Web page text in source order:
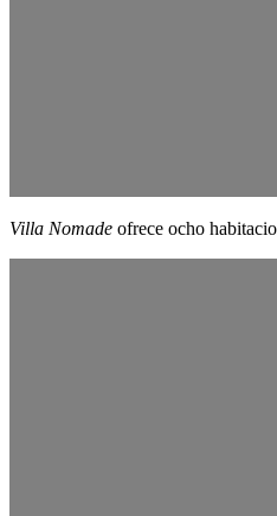
Villa Nomade ofrece ocho